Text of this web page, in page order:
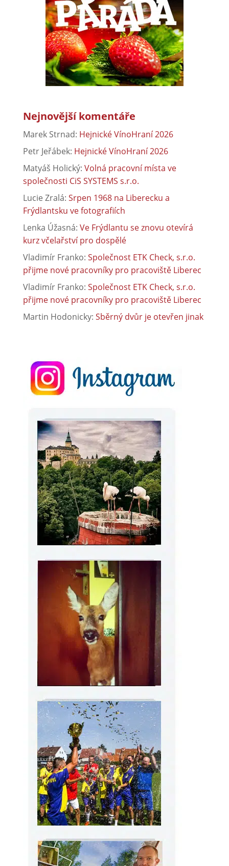
Nejnovější komentáře
Marek Strnad: Hejnické VínoHraní 2026
Petr Jeřábek: Hejnické VínoHraní 2026
Matyáš Holický: Volná pracovní místa ve
společnosti CiS SYSTEMS s.r.o.
Lucie Zralá: Srpen 1968 na Liberecku a
Frýdlantsku ve fotografiích
Lenka Úžasná: Ve Frýdlantu se znovu otevírá
kurz včelařství pro dospělé
Vladimír Franko: Společnost ETK Check, s.r.o.
přijme nové pracovníky pro pracoviště Liberec
Vladimír Franko: Společnost ETK Check, s.r.o.
přijme nové pracovníky pro pracoviště Liberec
Martin Hodonicky: Sběrný dvůr je otevřen jinak